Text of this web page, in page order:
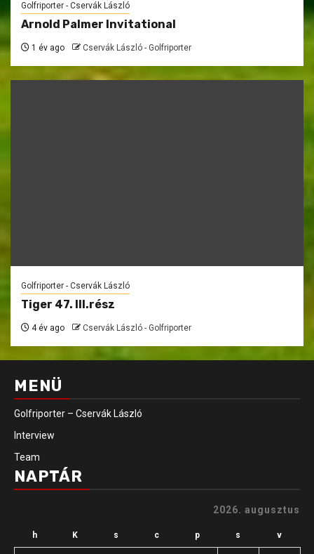
Golfriporter - Cservák László
Arnold Palmer Invitational
1 év ago Cservák László - Golfriporter
Golfriporter - Cservák László
Tiger 47. III.rész
4 év ago Cservák László - Golfriporter
MENÜ
Golfriporter – Cservák László
Interview
Team
NAPTÁR
2026. augusztus
h K s c p s v